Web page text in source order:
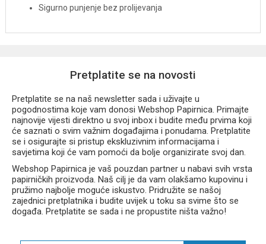
Sigurno punjenje bez prolijevanja
Pretplatite se na novosti
Pretplatite se na naš newsletter sada i uživajte u
pogodnostima koje vam donosi Webshop Papirnica. Primajte
najnovije vijesti direktno u svoj inbox i budite među prvima koji
će saznati o svim važnim događajima i ponudama. Pretplatite
se i osigurajte si pristup ekskluzivnim informacijama i
savjetima koji će vam pomoći da bolje organizirate svoj dan.
Webshop Papirnica je vaš pouzdan partner u nabavi svih vrsta
papirničkih proizvoda. Naš cilj je da vam olakšamo kupovinu i
pružimo najbolje moguće iskustvo. Pridružite se našoj
zajednici pretplatnika i budite uvijek u toku sa svime što se
događa. Pretplatite se sada i ne propustite ništa važno!